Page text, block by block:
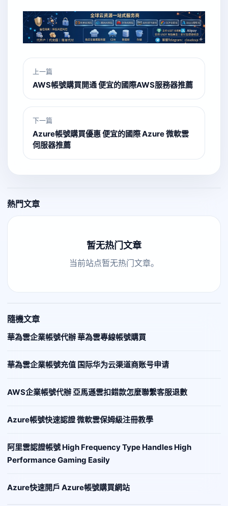
上一篇
AWS帳號購買開通 便宜的國際AWS服務器推薦
下一篇
Azure帳號購買優惠 便宜的國際 Azure 微軟雲
伺服器推薦
熱門文章
暂无热门文章
当前站点暂无热门文章。
隨機文章
華為雲企業帳號代辦 華為雲專線帳號購買
華為雲企業帳號充值 国际华为云渠道商账号申请
AWS企業帳號代辦 亞馬遜雲扣錯款怎麼聯繫客服退數
Azure帳號快速認證 微軟雲保姆級注冊教學
阿里雲認證帳號 High Frequency Type Handles High
Performance Gaming Easily
Azure快速開戶 Azure帳號購買網站